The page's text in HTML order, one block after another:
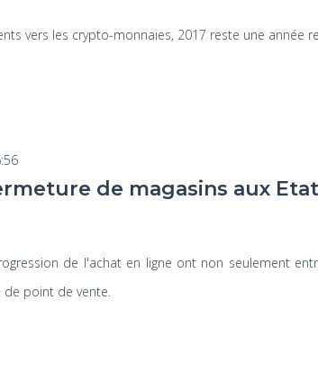
vers les crypto-monnaies, 2017 reste une année
de magasins aux
de l'achat en ligne ont non seulement
de point de vente.